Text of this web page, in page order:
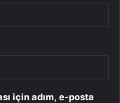
için adım, e-posta